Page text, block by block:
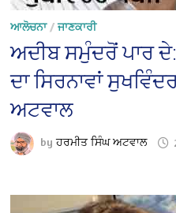
ਆਲੋਚਨਾ/ਜਾਣਕਾਰੀ
ਅਦੀਬ ਸਮੁੰਦਰੋਂ ਪਾਰ ਦੇ:
ਦਾ ਸਿਰਨਾਵਾਂ
ਅਟਵਾਲ
byਹਰਮੀਤ ਸਿੰਘ ਅਟਵਾਲ